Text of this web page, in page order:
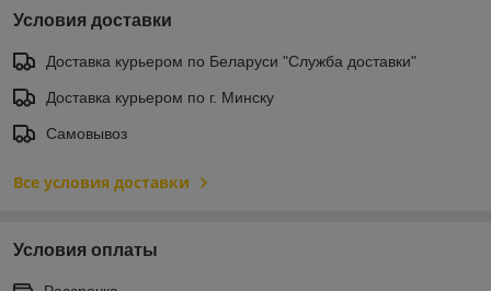
Условия доставки
Доставка курьером по Беларуси "Служба доставки"
Доставка курьером по г. Минску
Самовывоз
Все условия доставки
Условия оплаты